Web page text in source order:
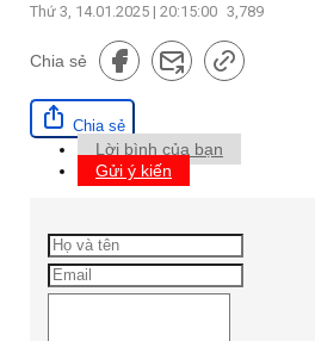
Thứ 3, 14.01.2025 | 20:15:00 3,789
Chia sẻ
Chia sẻ
Lời bình của bạn
Gửi ý kiến